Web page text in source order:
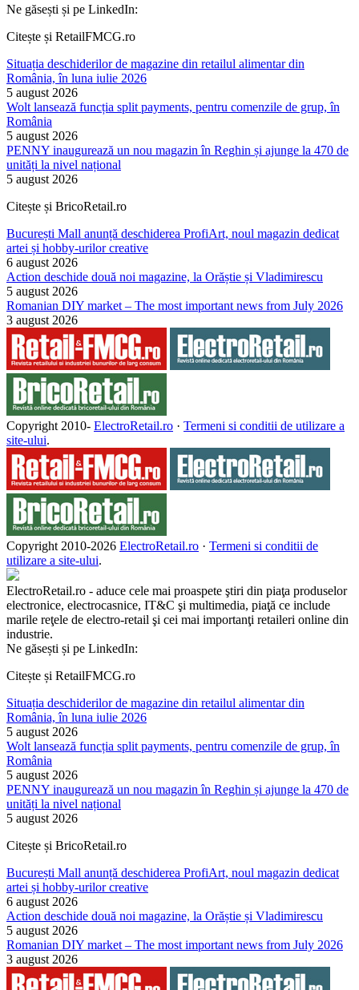
Ne găsești și pe LinkedIn:
Citește și RetailFMCG.ro
Situația deschiderilor de magazine din retailul alimentar din
România, în luna iulie 2026
5 august 2026
Wolt lansează funcția split payments, pentru comenzile de grup, în
România
5 august 2026
PENNY inaugurează un nou magazin în Reghin și ajunge la 470 de
unități la nivel național
5 august 2026
Citește și BricoRetail.ro
București Mall anunță deschiderea ProfiArt, noul magazin dedicat
artei și hobby-urilor creative
6 august 2026
Action deschide două noi magazine, la Orăștie și Vladimirescu
5 august 2026
Romanian DIY market – The most important news from July 2026
3 august 2026
Copyright 2010- ElectroRetail.ro · Termeni si conditii de utilizare a
site-ului.
Copyright 2010-2026 ElectroRetail.ro · Termeni si conditii de
utilizare a site-ului.
ElectroRetail.ro - aduce cele mai proaspete ştiri din piaţa produselor
electronice, electrocasnice, IT&C şi multimedia, piaţă ce include
marile reţele de electro-retail şi cei mai importanţi retaileri online din
industrie.
Ne găsești și pe LinkedIn:
Citește și RetailFMCG.ro
Situația deschiderilor de magazine din retailul alimentar din
România, în luna iulie 2026
5 august 2026
Wolt lansează funcția split payments, pentru comenzile de grup, în
România
5 august 2026
PENNY inaugurează un nou magazin în Reghin și ajunge la 470 de
unități la nivel național
5 august 2026
Citește și BricoRetail.ro
București Mall anunță deschiderea ProfiArt, noul magazin dedicat
artei și hobby-urilor creative
6 august 2026
Action deschide două noi magazine, la Orăștie și Vladimirescu
5 august 2026
Romanian DIY market – The most important news from July 2026
3 august 2026